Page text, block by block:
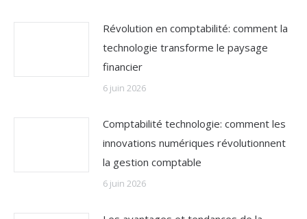
Révolution en comptabilité: comment la
technologie transforme le paysage
financier
6 juin 2026
Comptabilité technologie: comment les
innovations numériques révolutionnent
la gestion comptable
6 juin 2026